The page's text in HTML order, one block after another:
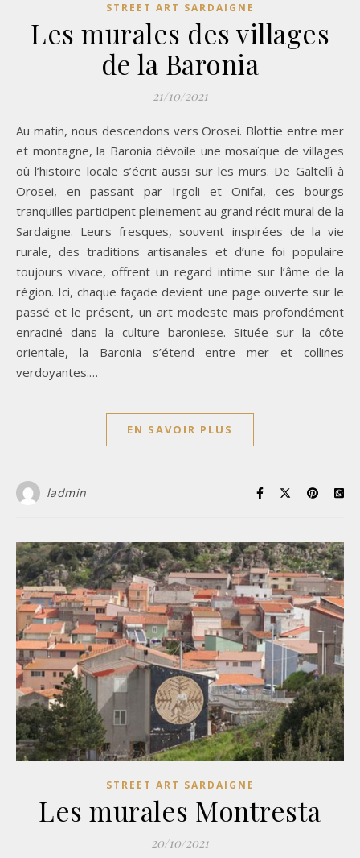
STREET ART SARDAIGNE
Les murales des villages
de la Baronia
21/10/2021
Au matin, nous descendons vers Orosei. Blottie entre mer
et montagne, la Baronia dévoile une mosaïque de villages
où l’histoire locale s’écrit aussi sur les murs. De Galtellì à
Orosei, en passant par Irgoli et Onifai, ces bourgs
tranquilles participent pleinement au grand récit mural de la
Sardaigne. Leurs fresques, souvent inspirées de la vie
rurale, des traditions artisanales et d’une foi populaire
toujours vivace, offrent un regard intime sur l’âme de la
région. Ici, chaque façade devient une page ouverte sur le
passé et le présent, un art modeste mais profondément
enraciné dans la culture baroniese. Située sur la côte
orientale, la Baronia s’étend entre mer et collines
verdoyantes.…
EN SAVOIR PLUS
ladmin
STREET ART SARDAIGNE
Les murales Montresta
20/10/2021